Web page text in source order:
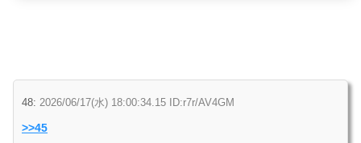
48: 2026/06/17(水) 18:00:34.15 ID:r7r/AV4GM
>>45